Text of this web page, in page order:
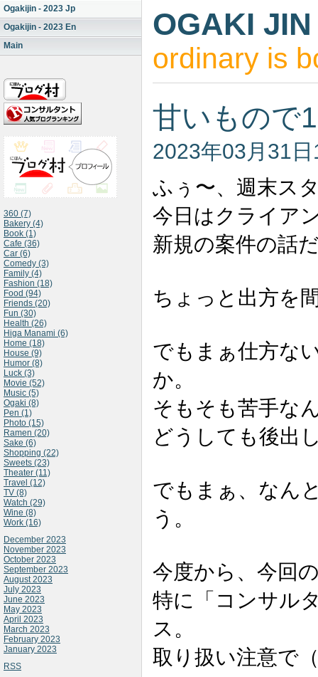
Ogakijin - 2023 Jp
Ogakijin - 2023 En
Main
360 (7)
Bakery (4)
Book (1)
Cafe (36)
Car (6)
Comedy (3)
Family (4)
Fashion (18)
Food (94)
Friends (20)
Fun (30)
Health (26)
Higa Manami (6)
Home (18)
House (9)
Humor (8)
Luck (3)
Movie (52)
Music (5)
Ogaki (8)
Pen (1)
Photo (15)
Ramen (20)
Sake (6)
Shopping (22)
Sweets (23)
Theater (11)
Travel (12)
TV (8)
Watch (29)
Wine (8)
Work (16)
December 2023
November 2023
October 2023
September 2023
August 2023
July 2023
June 2023
May 2023
April 2023
March 2023
February 2023
January 2023
RSS
OGAKI JIN
ordinary is
甘いもので
2023年03月31
ふぅ〜、週末ス
今日はクライア
新規の案件の話
ちょっと出方を
でもまぁ仕方な
か。
そもそも苦手な
どうしても後出
でもまぁ、なん
う。
今度から、今回
特に「コンサル
ス。
取り扱い注意で